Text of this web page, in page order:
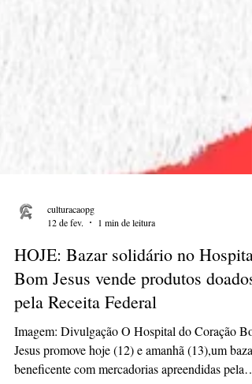
culturacaopg
12 de fev.
1 min de leitura
HOJE: Bazar solidário no Hospital
Bom Jesus vende produtos doados
pela Receita Federal
Imagem: Divulgação O Hospital do Coração